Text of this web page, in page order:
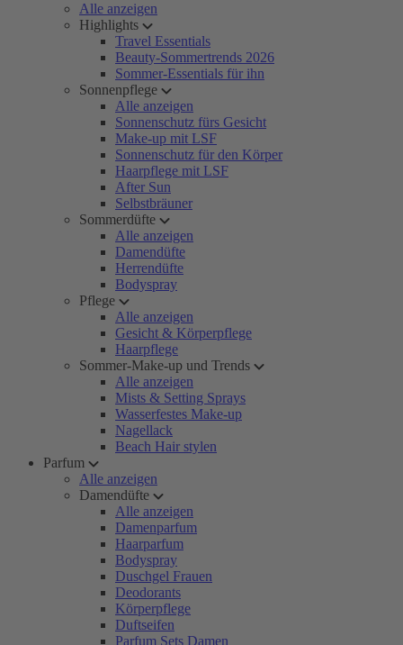
Alle anzeigen
Highlights
Travel Essentials
Beauty-Sommertrends 2026
Sommer-Essentials für ihn
Sonnenpflege
Alle anzeigen
Sonnenschutz fürs Gesicht
Make-up mit LSF
Sonnenschutz für den Körper
Haarpflege mit LSF
After Sun
Selbstbräuner
Sommerdüfte
Alle anzeigen
Damendüfte
Herrendüfte
Bodyspray
Pflege
Alle anzeigen
Gesicht & Körperpflege
Haarpflege
Sommer-Make-up und Trends
Alle anzeigen
Mists & Setting Sprays
Wasserfestes Make-up
Nagellack
Beach Hair stylen
Parfum
Alle anzeigen
Damendüfte
Alle anzeigen
Damenparfum
Haarparfum
Bodyspray
Duschgel Frauen
Deodorants
Körperpflege
Duftseifen
Parfum Sets Damen